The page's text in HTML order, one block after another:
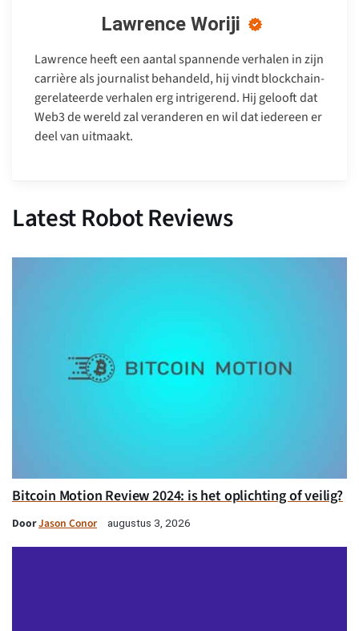
Lawrence Woriji
Lawrence heeft een aantal spannende verhalen in zijn
carrière als journalist behandeld, hij vindt blockchain-
gerelateerde verhalen erg intrigerend. Hij gelooft dat
Web3 de wereld zal veranderen en wil dat iedereen er
deel van uitmaakt.
Latest Robot Reviews
Bitcoin Motion Review 2024: is het oplichting of veilig?
DoorJason Conor augustus 3, 2026